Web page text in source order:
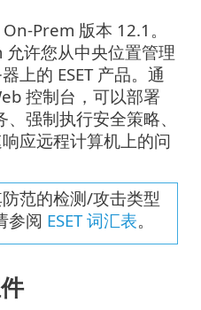
On-Prem 版本 12.1。
允许您从中央位置管理
上的 ESET 产品。通
控制台，可以部署
强制执行安全策略、
应远程计算机上的问
范的检测/攻击类型
参阅 ESET 词汇表。